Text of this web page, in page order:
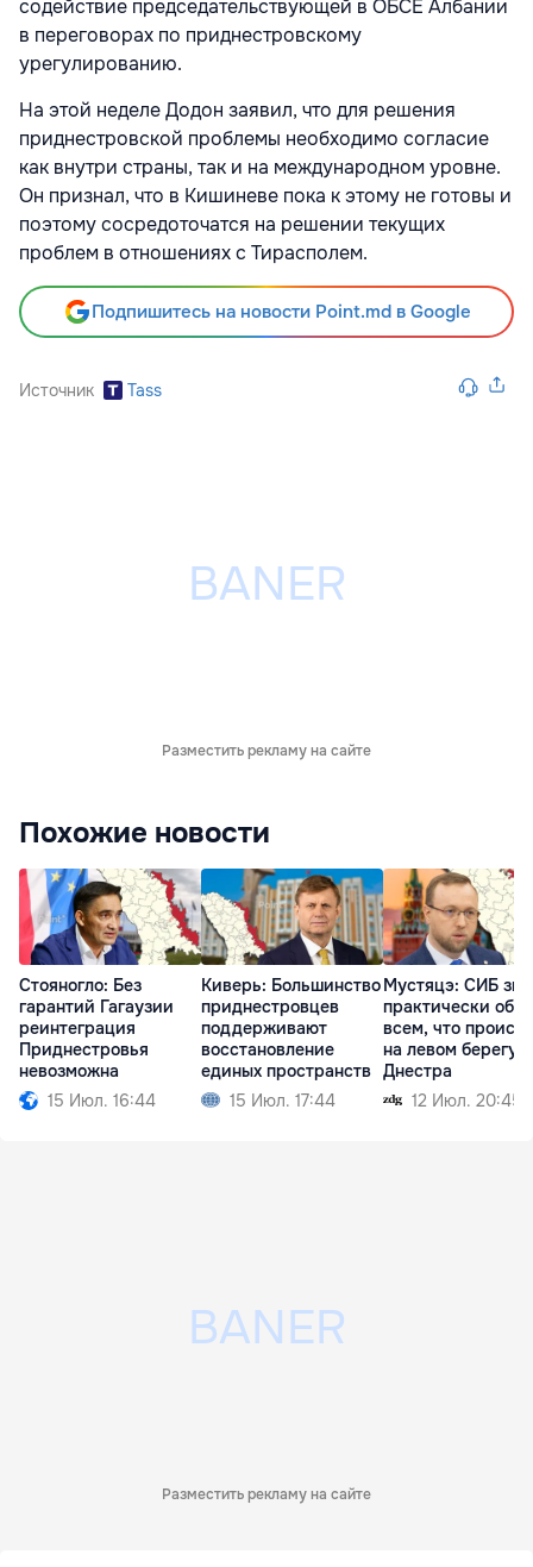
содействие председательствующей в ОБСЕ Албании
в переговорах по приднестровскому
урегулированию.
На этой неделе Додон заявил, что для решения
приднестровской проблемы необходимо согласие
как внутри страны, так и на международном уровне.
Он признал, что в Кишиневе пока к этому не готовы и
поэтому сосредоточатся на решении текущих
проблем в отношениях с Тирасполем.
Подпишитесь на новости Point.md в Google
Источник Tass
Разместить рекламу на сайте
Похожие новости
Стояногло: Без
гарантий Гагаузии
реинтеграция
Приднестровья
невозможна
15 Июл. 16:44
Киверь: Большинство
приднестровцев
поддерживают
восстановление
единых пространств
15 Июл. 17:44
Мустяцэ: СИБ
практически обо
всем, что
на левом берегу
Днестра
12 Июл. 20:45
Разместить рекламу на сайте